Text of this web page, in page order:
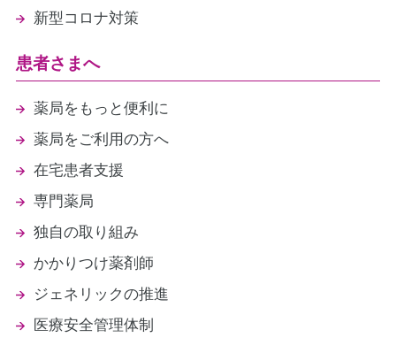
新型コロナ対策
患者さまへ
薬局をもっと便利に
薬局をご利用の方へ
在宅患者支援
専門薬局
独自の取り組み
かかりつけ薬剤師
ジェネリックの推進
医療安全管理体制